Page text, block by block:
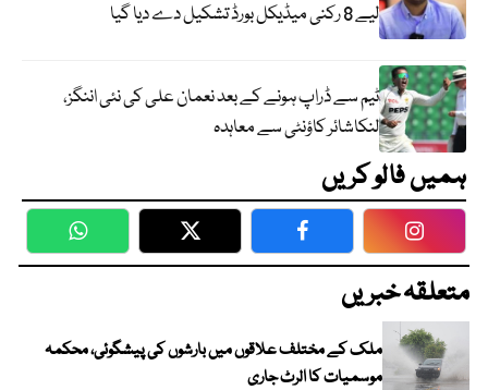
لیے 8 رکنی میڈیکل بورڈ تشکیل دے دیا گیا
ٹیم سے ڈراپ ہونے کے بعد نعمان علی کی نئی اننگز،
لنکاشائر کاؤنٹی سے معاہدہ
ہمیں فالو کریں
WhatsApp Twitter Facebook
متعلقہ خبریں
ملک کے مختلف علاقوں میں بارشوں کی پیشگوئی، محکمہ
موسمیات کا الرٹ جاری